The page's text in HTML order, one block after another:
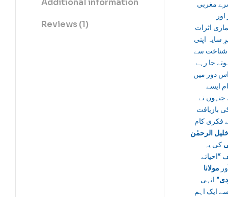
Additional information
Reviews (1)
مغربی
اثرات
سایہ اپنی
شناخت سے
جا رہے
اس دور میں
ایسے
جنہوں نے
بازیافت
فکری کام
الرحمٰن
کی یہ
“احیائے
مولانا
” انہی
ایک اہم